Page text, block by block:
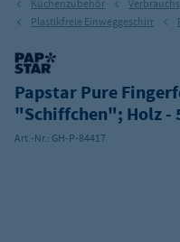
Küchenzubehör
Plastikfreie Einweggeschirr
Papstar Pure
"Schiffchen"; Holz -
Art.-Nr.: GH-P-84417